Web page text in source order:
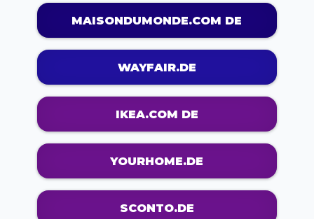
MAISONDUMONDE.COM DE
WAYFAIR.DE
IKEA.COM DE
YOURHOME.DE
SCONTO.DE